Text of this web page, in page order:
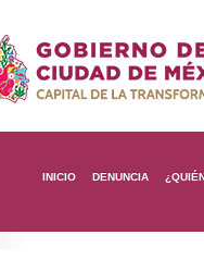
INICIO DENUNCIA